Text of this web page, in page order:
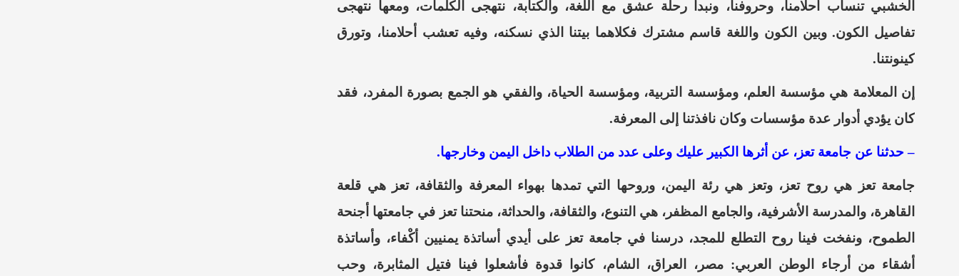
الخشبيتنساب أحلامنا، وحروفنا، ونبدأ رحلة عشق مع اللغة، والكتابة، نتهجى الكلمات، ومعها نتهجى
تفاصيل الكون. وبين الكون واللغة قاسم مشترك فكلاهما بيتنا الذي نسكنه، وفيه تعشب أحلامنا، وتورق
كينونتنا.
إن المعلامة هي مؤسسة العلم، ومؤسسة التربية، ومؤسسة الحياة، والفقي هو الجمع بصورة المفرد، فقد
كان يؤدي أدوار عدة مؤسسات وكان نافذتنا إلى المعرفة.
– حدثنا عن جامعةتعز ، عن أثرها الكبير عليك وعلى عدد من الطلاب داخل اليمن وخارجها.
جامعة تعز هي روح تعز، وتعز هي رئة اليمن، وروحها التي تمدها بهواء المعرفة والثقافة، تعز هي قلعة
القاهرة، والمدرسة الأشرفية، والجامع المظفر، هي التنوع، و الثقافة، والحداثة، منحتنا تعز في جامعتها أجنحة
الطموح، ونفخت فينا روح التطلع للمجد، درسنا في جامعة تعز على أيدي أساتذةيمنيين أكْفاء، وأساتذة
أشقاءمن أرجاء الوطن العربي: مصر، العراق، الشام، كانوا قدوة فأشعلوا فينا فتيل المثابرة، وحب